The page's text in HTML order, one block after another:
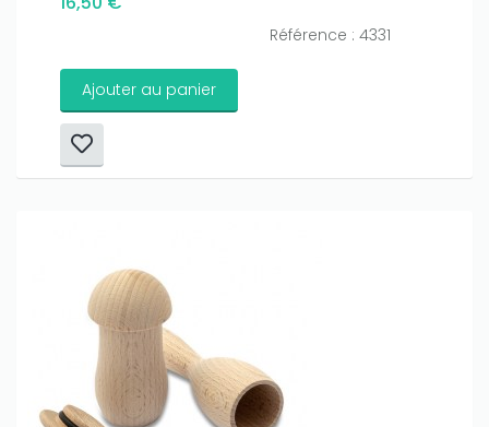
Référence : 4331
Ajouter au panier